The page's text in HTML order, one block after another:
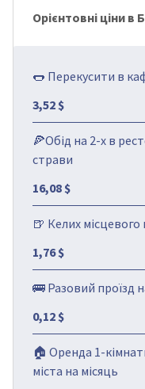
Орієнтовні ціни в
🌭 Перекусити в
3,52 $
🍕Обід на 2-х в
страви
16,08 $
🍺 Келих
1,76 $
🚌 Разовий проїзд
0,12 $
🏠 Оренда 1-
міста на місяць